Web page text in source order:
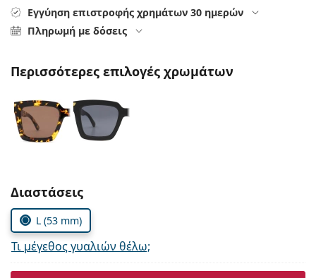
Persol
Prada
Όλες οι μάρκες
Εγγύηση επιστροφής χρημάτων 30 ημερών
Πληρωμή με δόσεις
Περισσότερες επιλογές χρωμάτων
Συμπληρώστε τις παράμετρους
Διαστάσεις
L (53 mm)
Τι μέγεθος γυαλιών θέλω;